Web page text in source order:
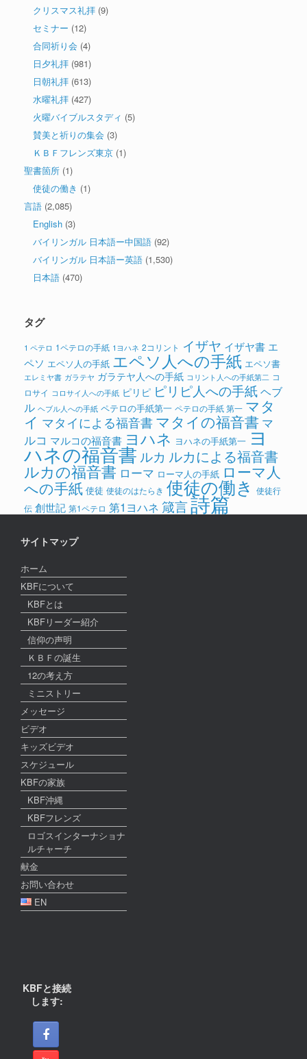
クリスマス礼拝 (9)
セミナー (12)
合同祈り会 (4)
日夕礼拝 (981)
日朝礼拝 (613)
水曜礼拝 (427)
火曜バイブルスタディ (5)
賛美と祈りの集会 (3)
ＫＢＦフレンズ東京 (1)
聖書箇所 (1)
使徒の働き (1)
言語 (2,085)
English (3)
バイリンガル 日本語ー中国語 (92)
バイリンガル 日本語ー英語 (1,530)
日本語 (470)
タグ
1 ペテロ 1ペテロの手紙 1ヨハネ 2コリント イザヤ イザヤ書 エ
ペソ エペソ人の手紙 エペソ人への手紙 エペソ書
エレミヤ書 ガラテヤ ガラテヤ人への手紙 コリント人への手紙第二 コ
ロサイ コロサイ人への手紙 ピリピ ピリピ人への手紙ヘブ
ル ヘブル人への手紙 ペテロの手紙第一 ペテロの手紙 第一 マタ
イ マタイによる福音書 マタイの福音書 マ
ルコ マルコの福音書 ヨハネ ヨハネの手紙第一 ヨ
ハネの福音書 ルカ ルカによる福音書
ルカの福音書 ローマ ローマ人の手紙 ローマ人
への手紙 使徒 使徒のはたらき 使徒の働き 使徒行
伝 創世記 第1ペテロ 第1ヨハネ 箴言詩篇
サイトマップ
ホーム
KBFについて
KBFとは
KBFリーダー紹介
信仰の声明
ＫＢＦの誕生
12の考え方
ミニストリー
メッセージ
ビデオ
キッズビデオ
スケジュール
KBFの家族
KBF沖縄
KBFフレンズ
ロゴスインターナショナ
ルチャーチ
献金
お問い合わせ
EN
KBFと接続
します: